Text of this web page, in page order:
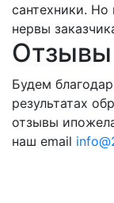
сантехники. Но
нервы
Отзывы
Будем
результатах
отзывы
наш email